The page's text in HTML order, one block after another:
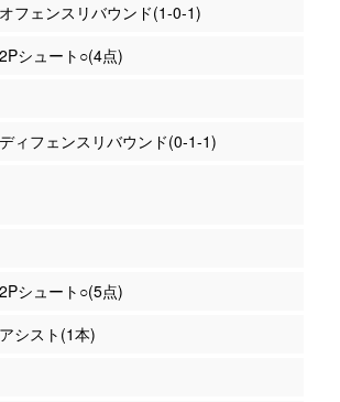
フェンスリバウンド(1-0-1)
シュート○(4点)
ィフェンスリバウンド(0-1-1)
シュート○(5点)
シスト(1本)